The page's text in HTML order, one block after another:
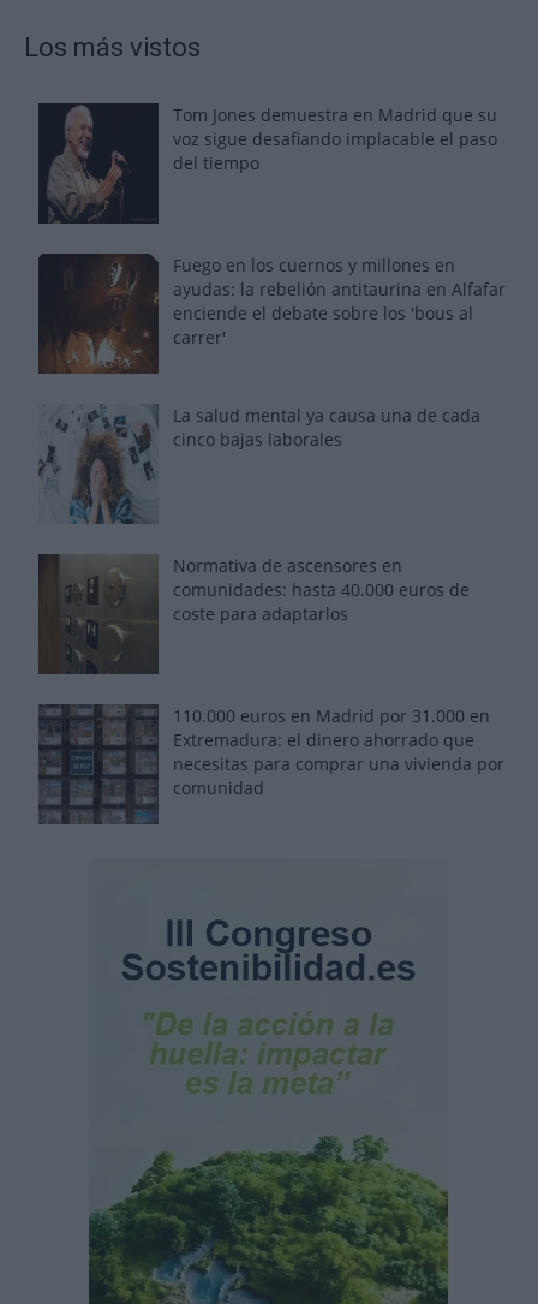
Los más vistos
Tom Jones demuestra en Madrid que su
voz sigue desafiando implacable el paso
del tiempo
Fuego en los cuernos y millones en
ayudas: la rebelión antitaurina en Alfafar
enciende el debate sobre los 'bous al
carrer'
La salud mental ya causa una de cada
cinco bajas laborales
Normativa de ascensores en
comunidades: hasta 40.000 euros de
coste para adaptarlos
110.000 euros en Madrid por 31.000 en
Extremadura: el dinero ahorrado que
necesitas para comprar una vivienda por
comunidad